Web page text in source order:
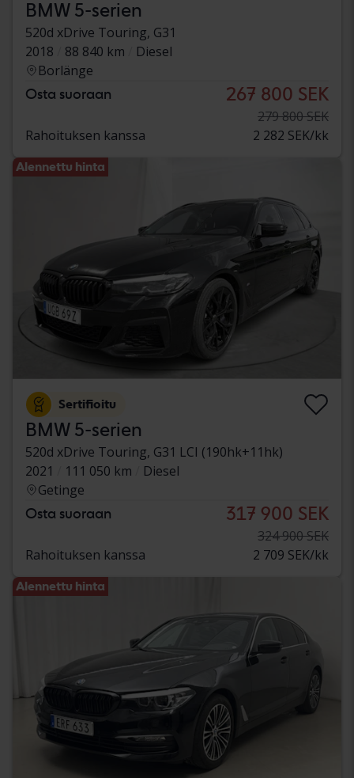
BMW 5-serien
520d xDrive Touring, G31
2018
88 840 km
Diesel
Borlänge
Osta suoraan 267 800 SEK
279 800 SEK
Rahoituksen kanssa
2 282 SEK/kk
Alennettu hinta
Sertifioitu
BMW 5-serien
520d xDrive Touring, G31 LCI (190hk+11hk)
2021
111 050 km
Diesel
Getinge
Osta suoraan 317 900 SEK
324 900 SEK
Rahoituksen kanssa
2 709 SEK/kk
Alennettu hinta